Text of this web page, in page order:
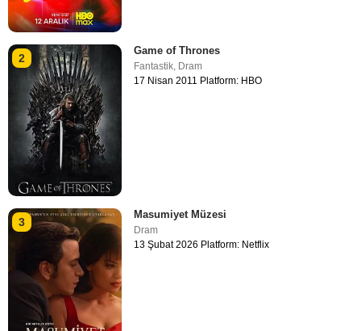
2
Game of Thrones
Fantastik, Dram
17 Nisan 2011 Platform: HBO
3
Masumiyet Müzesi
Dram
13 Şubat 2026 Platform: Netflix